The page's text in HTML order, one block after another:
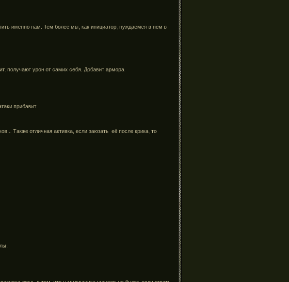
именно нам. Тем более мы, как инициатор, нуждаемся в нем в
получают урон от самих себя. Добавит армора.
прибавит.
Также отличная активка, если заюзать её после крика, то